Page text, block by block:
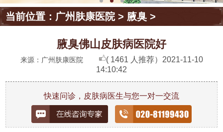
当前位置： 广州肤康医院> 腋臭 >
腋臭佛山皮肤病医院好
来源：广州肤康医院 ( 1461 人推荐） 2021-11-10
14:10:42
快速问诊，皮肤病医生与您一对一交流